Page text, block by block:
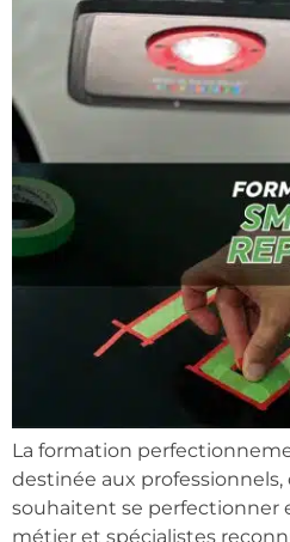
La formation
destinée aux
souhaitent se perfectionner
métier et spécialistes